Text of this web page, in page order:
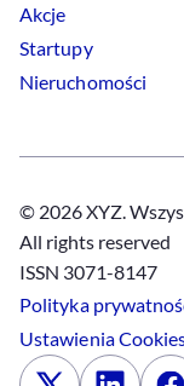
Akcje
Startupy
Nieruchomości
© 2026 XYZ.
All rights reserved
ISSN 3071-8147
Polityka
Ustawienia